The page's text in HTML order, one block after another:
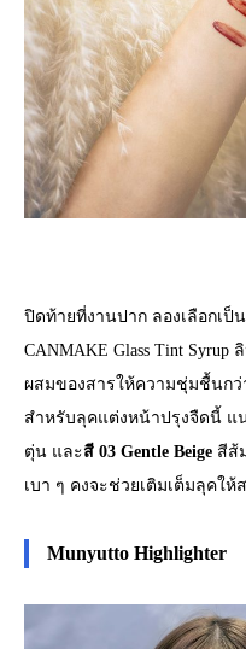
ปิดท้ายที่งานปาก ลองเลือกเป็
CANMAKE Glass Tint
ผสมของสารให้ความชุ่มชื้นกว่
สำหรับลุคแต่งหน้าปรุงจืดนี้ แ
ตุ่น และสี 03 Gentle Beige สีส้
เบา ๆ คงจะช่วยเติมเต็มลุคใ
Munyutto Highlighter